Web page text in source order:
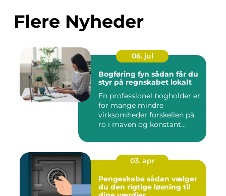
Flere Nyheder
06. jul
Bogføring fyn sådan får du
styr på regnskabet lokalt
En professionel bogholder er
for mange mindre
virksomheder forskellen på
ro i maven og konstant
03. apr
Pengeskabe sådan vælger
du den rigtige løsning til